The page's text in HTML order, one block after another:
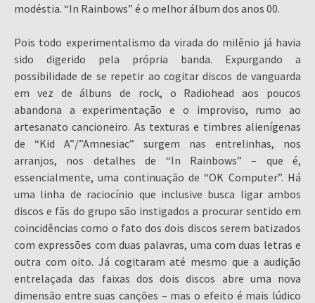
modéstia. “In Rainbows” é o melhor álbum dos anos 00.
Pois todo experimentalismo da virada do milênio já havia
sido digerido pela própria banda. Expurgando a
possibilidade de se repetir ao cogitar discos de vanguarda
em vez de álbuns de rock, o Radiohead aos poucos
abandona a experimentação e o improviso, rumo ao
artesanato cancioneiro. As texturas e timbres alienígenas
de “Kid A”/”Amnesiac” surgem nas entrelinhas, nos
arranjos, nos detalhes de “In Rainbows” – que é,
essencialmente, uma continuação de “OK Computer”. Há
uma linha de raciocínio que inclusive busca ligar ambos
discos e fãs do grupo são instigados a procurar sentido em
coincidências como o fato dos dois discos serem batizados
com expressões com duas palavras, uma com duas letras e
outra com oito. Já cogitaram até mesmo que a audição
entrelaçada das faixas dos dois discos abre uma nova
dimensão entre suas canções – mas o efeito é mais lúdico